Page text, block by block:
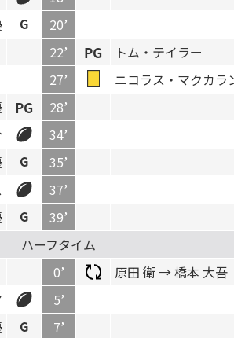
20’
22’
トム・テイラー
27’
ニコラス・マクカラ
28’
34’
35’
37’
39’
ハーフタイム
0’
原田 衛 → 橋本 大吾
5’
7’